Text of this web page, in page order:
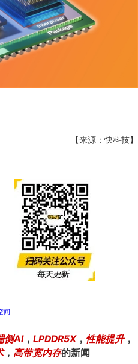
【来源：快科技】
间
侧AI， LPDDR5X， 性能提升，
， 高带宽内存的新闻